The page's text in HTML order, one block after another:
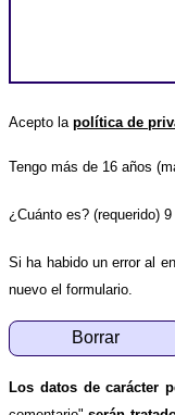
Acepto la política de
Tengo más de 16 años
¿Cuánto es? (requerido) 9
Si ha habido un error al
nuevo el formulario.
Los datos de carácter